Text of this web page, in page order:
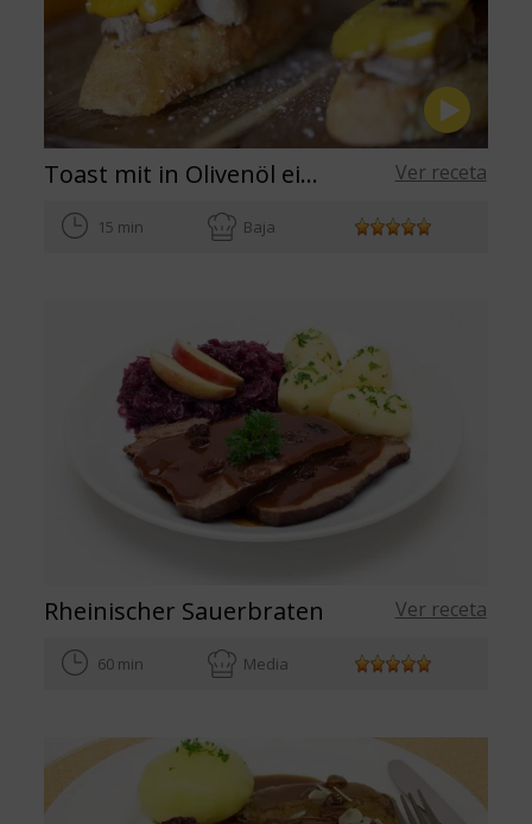
Toast mit in Olivenöl eingelegtem Thunfisch mit Paprika und süsser Zwiebel Ver receta
15 min Baja
Rheinischer Sauerbraten Ver receta
60 min Media